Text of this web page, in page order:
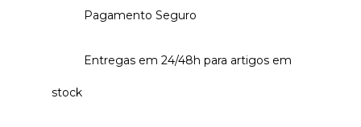
Pagamento Seguro
Entregas em 24/48h para artigos em
stock